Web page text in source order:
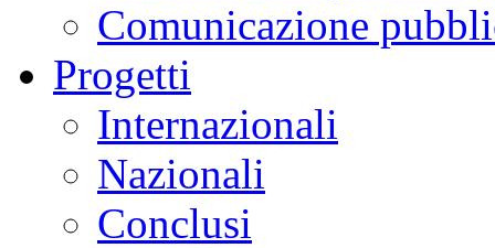
Comunicazione
Progetti
Internazionali
Nazionali
Conclusi